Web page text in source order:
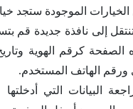
الموجودة ستجد
إلى نافذة جديدة قم
كرقم الهوية وتاريخ
ورقم الهاتف المستخدم.
البيانات التي